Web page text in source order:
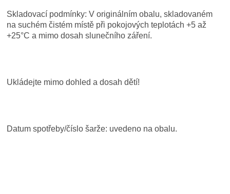
Skladovací podmínky: V originálním obalu, skladovaném
na suchém čistém místě při pokojových teplotách +5 až
+25°C a mimo dosah slunečního záření.
Ukládejte mimo dohled a dosah dětí!
Datum spotřeby/číslo šarže: uvedeno na obalu.